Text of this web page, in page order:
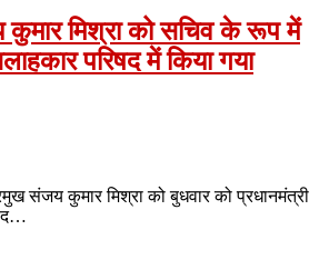
कुमार मिश्रा को सचिव के रूप में
परिषद में किया गया
संजय कुमार मिश्रा को बुधवार को प्रधानमंत्री